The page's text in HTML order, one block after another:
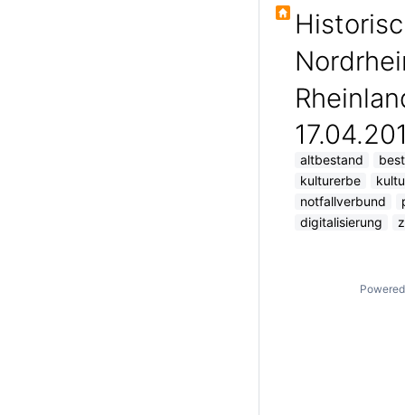
altbestand
kulturerbe
notfallverbund
digitalisierung